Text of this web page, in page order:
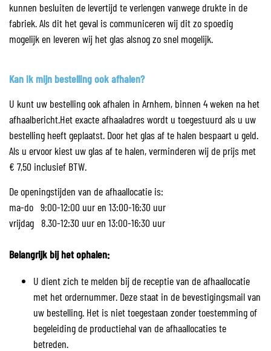
kunnen besluiten de levertijd te verlengen vanwege drukte in de
fabriek. Als dit het geval is communiceren wij dit zo spoedig
mogelijk en leveren wij het glas alsnog zo snel mogelijk.
Kan ik mijn bestelling ook afhalen?
U kunt uw bestelling ook afhalen in Arnhem, binnen 4 weken na het
afhaalbericht.Het exacte afhaaladres wordt u toegestuurd als u uw
bestelling heeft geplaatst. Door het glas af te halen bespaart u geld.
Als u ervoor kiest uw glas af te halen, verminderen wij de prijs met
€ 7,50 inclusief BTW.
De openingstijden van de afhaallocatie is:
ma-do 9:00-12:00 uur en 13:00-16:30 uur
vrijdag 8.30-12:30 uur en 13:00-16:30 uur
Belangrijk bij het ophalen:
U dient zich te melden bij de receptie van de afhaallocatie
met het ordernummer. Deze staat in de bevestigingsmail van
uw bestelling. Het is niet toegestaan zonder toestemming of
begeleiding de productiehal van de afhaallocaties te
betreden.